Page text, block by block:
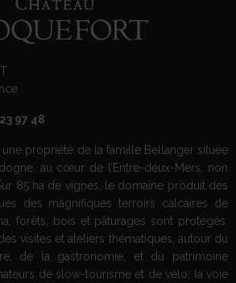
97 48
une propriété de la famille Bellanger située
au cœur de l’Entre-deux-Mers, non
85 ha de vignes, le domaine produit des
des magnifiques terroirs calcaires de
forêts, bois et pâturages sont protégés.
visites et ateliers thématiques, autour du
de la gastronomie, et du patrimoine
de slow-tourisme et de vélo, la voie